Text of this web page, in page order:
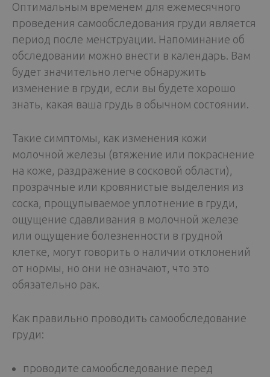
Оптимальным временем для ежемесячного
проведения самообследования груди является
период после менструации. Напоминание об
обследовании можно внести в календарь. Вам
будет значительно легче обнаружить
изменение в груди, если вы будете хорошо
знать, какая ваша грудь в обычном состоянии.
Такие симптомы, как изменения кожи
молочной железы (втяжение или покраснение
на коже, раздражение в сосковой области),
прозрачные или кровянистые выделения из
соска, прощупываемое уплотнение в груди,
ощущение сдавливания в молочной железе
или ощущение болезненности в грудной
клетке, могут говорить о наличии отклонений
от нормы, но они не означают, что это
обязательно рак.
Как правильно проводить самообследование
груди:
проводите самообследование перед